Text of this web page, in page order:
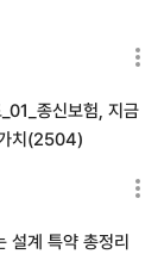
종신보험, 지금
치(2504)
설계 특약 총정리